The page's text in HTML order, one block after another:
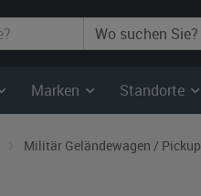
Marken Standorte
Militär Geländewagen / Pickup